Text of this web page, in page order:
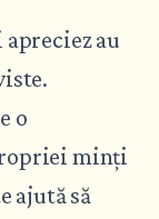
au
o
minți
ajută să